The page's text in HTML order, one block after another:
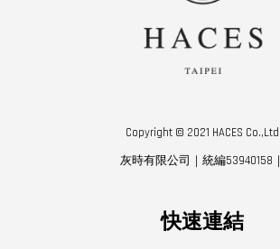
Copyright © 2021 HACES Co.,Ltd
灰時有限公司｜統編53940158｜
快速連結